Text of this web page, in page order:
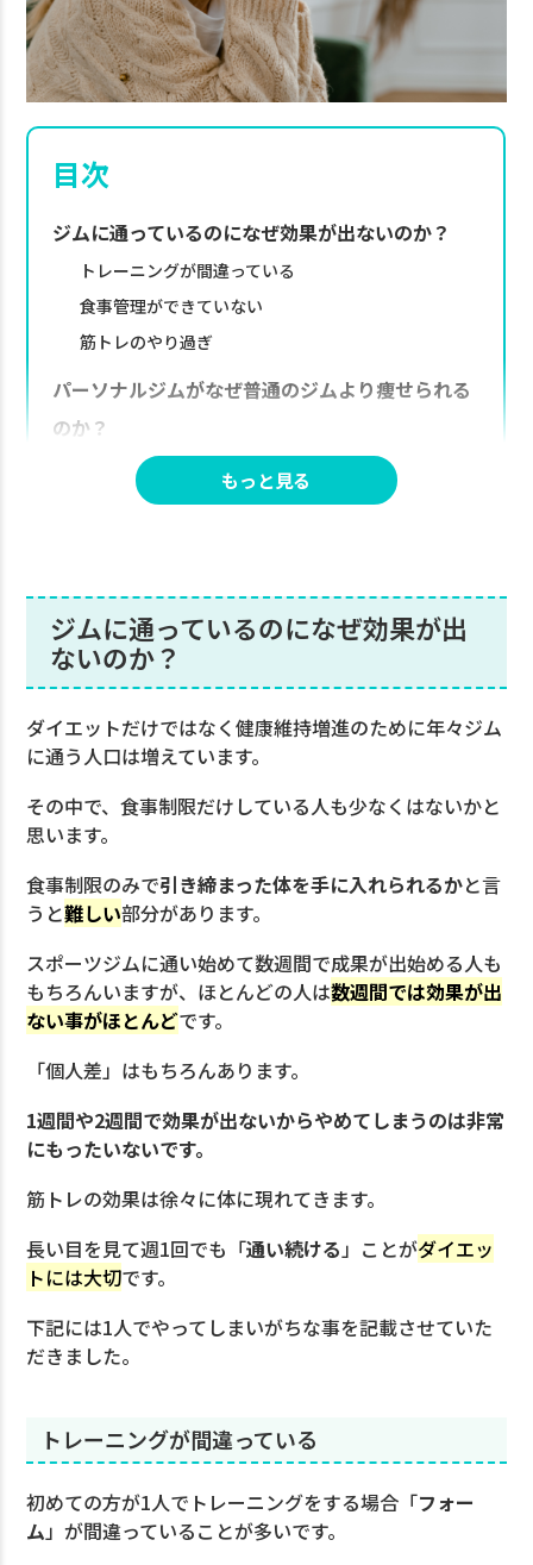
目次
ジムに通っているのになぜ効果が出ないのか？
トレーニングが間違っている
食事管理ができていない
筋トレのやり過ぎ
パーソナルジムがなぜ普通のジムより痩せられる
のか？
1.マンツーマントレーニング
2.に合ったトレーニングを処方して貰える
パーソナルに通えなかった
途中で挫折してしまった
お問い合わせ
もっと見る
ジムに通っているのになぜ効果が出
ないのか？
ダイエットだけではなく健康維持増進のために年々ジム
に通う人口は増えています。
その中で、食事制限だけしている人も少なくはないかと
思います。
食事制限のみで引き締まった体を手に入れられるかと言
うと難しい部分があります。
スポーツジムに通い始めて数週間で成果が出始める人も
もちろんいますが、ほとんどの人は数週間では効果が出
ない事がほとんどです。
「個人差」はもちろんあります。
1週間や2週間で効果が出ないからやめてしまうのは非常
にもったいないです。
筋トレの効果は徐々に体に現れてきます。
長い目を見て週1回でも「通い続ける」ことがダイエッ
トには大切です。
下記には1人でやってしまいがちな事を記載させていた
だきました。
トレーニングが間違っている
初めての方が1人でトレーニングをする場合「フォー
ム」が間違っていることが多いです。